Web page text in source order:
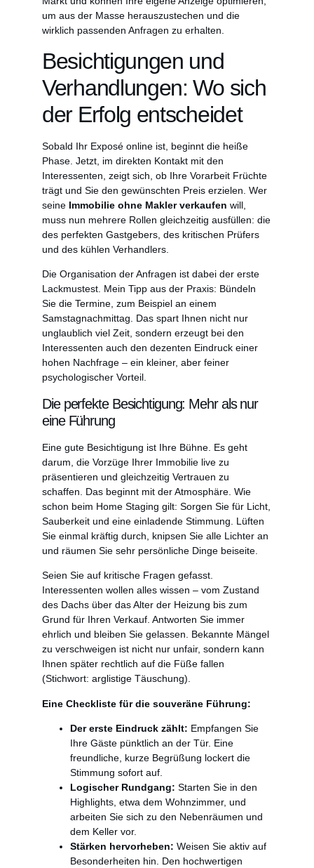
um aus der Masse herauszustechen und die
wirklich passenden Anfragen zu erhalten.
Besichtigungen und
Verhandlungen: Wo sich
der Erfolg entscheidet
Sobald Ihr Exposé online ist, beginnt die heiße
Phase. Jetzt, im direkten Kontakt mit den
Interessenten, zeigt sich, ob Ihre Vorarbeit Früchte
trägt und Sie den gewünschten Preis erzielen. Wer
seine Immobilie ohne Makler verkaufen will,
muss nun mehrere Rollen gleichzeitig ausfüllen: die
des perfekten Gastgebers, des kritischen Prüfers
und des kühlen Verhandlers.
Die Organisation der Anfragen ist dabei der erste
Lackmustest. Mein Tipp aus der Praxis: Bündeln
Sie die Termine, zum Beispiel an einem
Samstagnachmittag. Das spart Ihnen nicht nur
unglaublich viel Zeit, sondern erzeugt bei den
Interessenten auch den dezenten Eindruck einer
hohen Nachfrage – ein kleiner, aber feiner
psychologischer Vorteil.
Die perfekte Besichtigung: Mehr als nur
eine Führung
Eine gute Besichtigung ist Ihre Bühne. Es geht
darum, die Vorzüge Ihrer Immobilie live zu
präsentieren und gleichzeitig Vertrauen zu
schaffen. Das beginnt mit der Atmosphäre. Wie
schon beim Home Staging gilt: Sorgen Sie für Licht,
Sauberkeit und eine einladende Stimmung. Lüften
Sie einmal kräftig durch, knipsen Sie alle Lichter an
und räumen Sie sehr persönliche Dinge beiseite.
Seien Sie auf kritische Fragen gefasst.
Interessenten wollen alles wissen – vom Zustand
des Dachs über das Alter der Heizung bis zum
Grund für Ihren Verkauf. Antworten Sie immer
ehrlich und bleiben Sie gelassen. Bekannte Mängel
zu verschweigen ist nicht nur unfair, sondern kann
Ihnen später rechtlich auf die Füße fallen
(Stichwort: arglistige Täuschung).
Eine Checkliste für die souveräne Führung:
Der erste Eindruck zählt: Empfangen Sie
Ihre Gäste pünktlich an der Tür. Eine
freundliche, kurze Begrüßung lockert die
Stimmung sofort auf.
Logischer Rundgang: Starten Sie in den
Highlights, etwa dem Wohnzimmer, und
arbeiten Sie sich zu den Nebenräumen und
dem Keller vor.
Stärken hervorheben: Weisen Sie aktiv auf
Besonderheiten hin. Den hochwertigen